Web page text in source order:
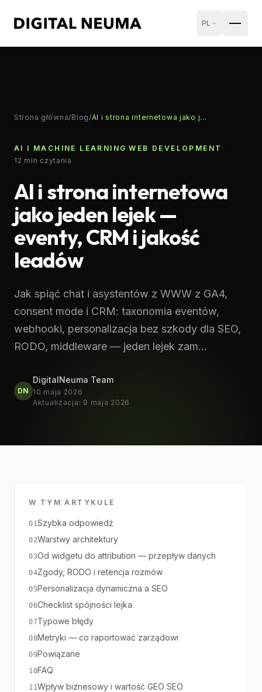
PL
Strona główna/Blog/ AI i strona internetowa jako jeden lejek — eventy, CRM i jakość leadów
AI I MACHINE LEARNING ·WEB DEVELOPMENT ·
12 min czytania
AI i strona internetowa
jako jeden lejek —
eventy, CRM i jakość
leadów
Jak spiąć chat i asystentów z WWW z GA4,
consent mode i CRM: taxonomia eventów,
webhooki, personalizacja bez szkody dla SEO,
RODO, middleware — jeden lejek zam…
DN
DigitalNeuma Team
10 maja 2026
Aktualizacja : 9 maja 2026
W TYM ARTYKULE
01Szybka odpowiedź
02Warstwy architektury
03Od widgetu do attribution — przepływ danych
04Zgody, RODO i retencja rozmów
05Personalizacja dynamiczna a SEO
06Checklist spójności lejka
07Typowe błędy
08Metryki — co raportować zarządowi
09Powiązane
10FAQ
11Wpływ biznesowy i wartość GEO SEO